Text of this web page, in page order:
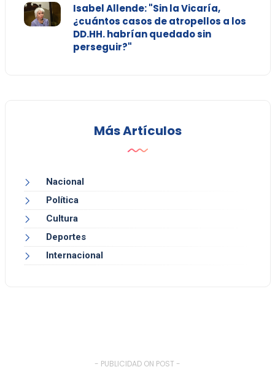
Isabel Allende: "Sin la Vicaría,
¿cuántos casos de atropellos a los
DD.HH. habrían quedado sin
perseguir?"
Más Artículos
Nacional
Política
Cultura
Deportes
Internacional
- PUBLICIDAD ON POST -